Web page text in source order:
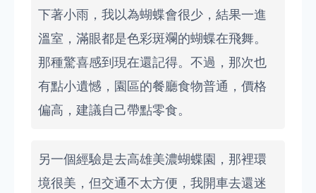
下著小雨，我以為蝴蝶會很少，結果一進
溫室，滿眼都是色彩斑斕的蝴蝶在飛舞。
那種驚喜感到現在還記得。不過，那次也
有點小遺憾，園區的餐廳食物普通，價格
偏高，建議自己帶點零食。
另一個經驗是去高雄美濃蝴蝶園，那裡環
境很美，但交通不太方便，我開車去還迷